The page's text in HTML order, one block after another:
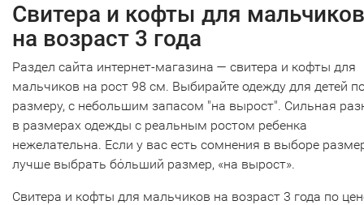
Свитера и кофты для мальчиков
на возраст 3 года
Раздел сайта интернет-магазина — свитера и кофты для
мальчиков на рост 98 см. Выбирайте одежду для детей
размеру, с небольшим запасом "на вырост". Сильная
в размерах одежды с реальным ростом ребенка
нежелательна. Если у вас есть сомнения в выборе
лучше выбрать бόльший размер, «на вырост».
Свитера и кофты для мальчиков на возраст 3 года по